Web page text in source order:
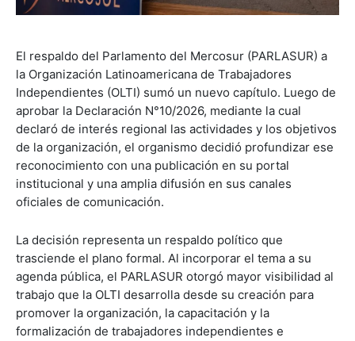
El respaldo del Parlamento del Mercosur (PARLASUR) a
la Organización Latinoamericana de Trabajadores
Independientes (OLTI) sumó un nuevo capítulo. Luego de
aprobar la Declaración N°10/2026, mediante la cual
declaró de interés regional las actividades y los objetivos
de la organización, el organismo decidió profundizar ese
reconocimiento con una publicación en su portal
institucional y una amplia difusión en sus canales
oficiales de comunicación.
La decisión representa un respaldo político que
trasciende el plano formal. Al incorporar el tema a su
agenda pública, el PARLASUR otorgó mayor visibilidad al
trabajo que la OLTI desarrolla desde su creación para
promover la organización, la capacitación y la
formalización de trabajadores independientes e